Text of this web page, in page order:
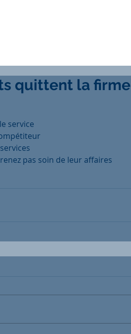
quittent la firme
service
pas soin de leur affaires